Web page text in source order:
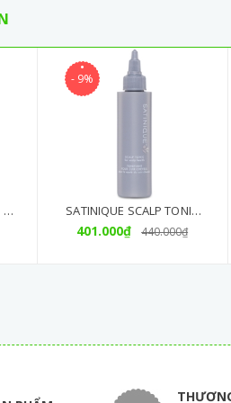
1
- 9%
SATINIQUE SCALP TONIC
Chăm Sóc Da Đầu
401.000₫ 440.000₫